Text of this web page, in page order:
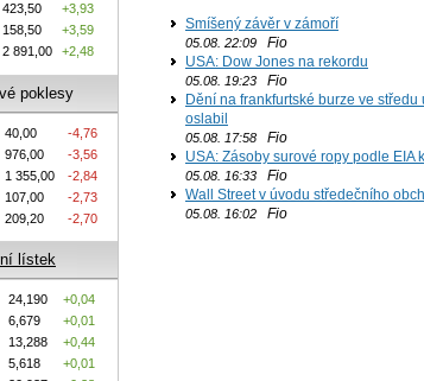
Smíšený závěr v zámoří
05.08. 22:09 Fio
USA: Dow Jones na rekordu
05.08. 19:23 Fio
Dění na frankfurtské burze ve
oslabil
05.08. 17:58 Fio
USA: Zásoby surové ropy podle EIA
05.08. 16:33 Fio
Wall Street v úvodu středečního
05.08. 16:02 Fio
423,50
+3,93
158,50
+3,59
2 891,00 +2,48
poklesy
40,00
-4,76
976,00
-3,56
1 355,00
-2,84
107,00
-2,73
209,20 -2,70
lístek
24,190
+0,04
6,679
+0,01
13,288
+0,44
5,618
+0,01